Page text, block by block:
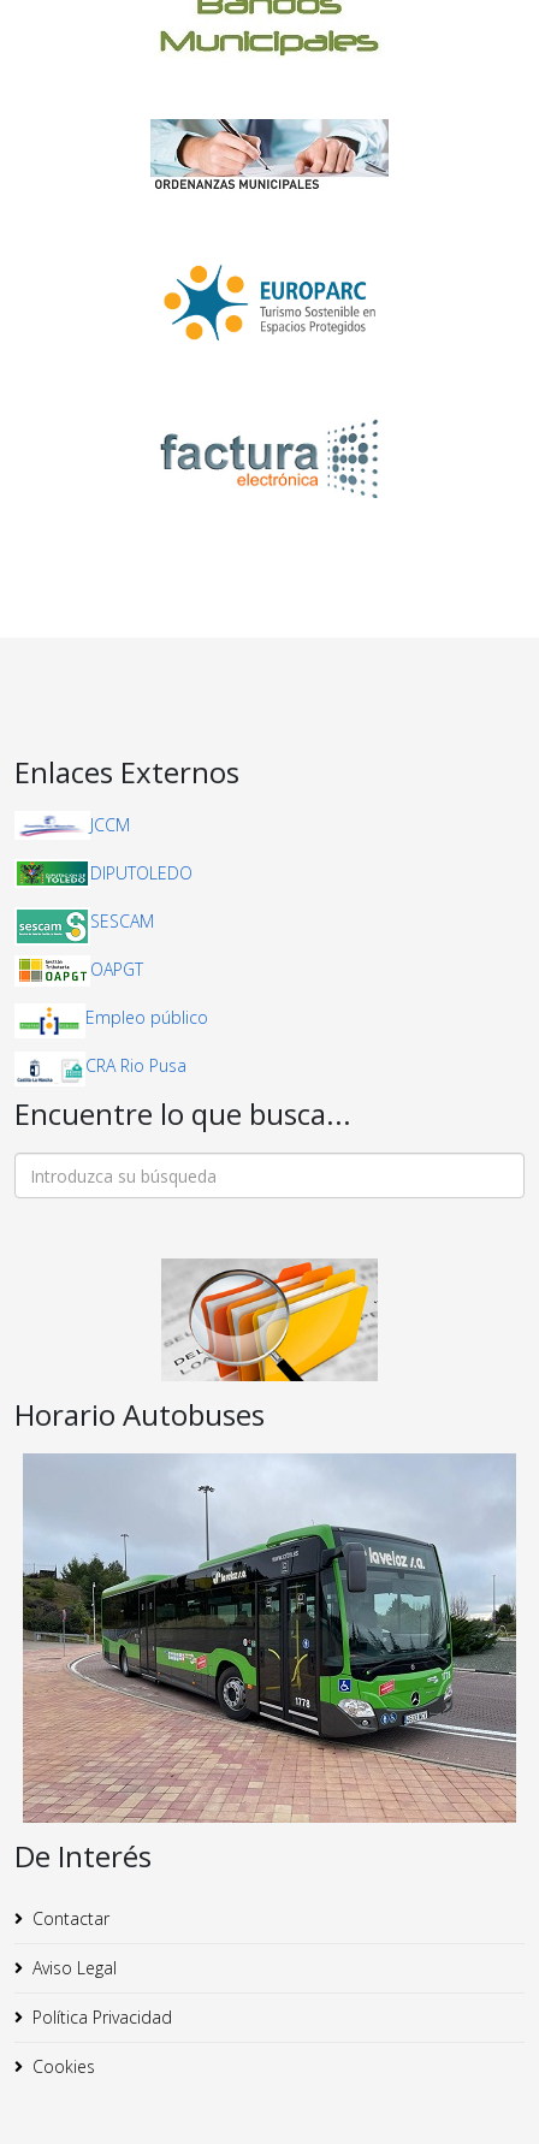
Enlaces Externos
JCCM
DIPUTOLEDO
SESCAM
OAPGT
Empleo público
CRA Rio Pusa
Encuentre lo que busca...
Horario Autobuses
De Interés
Contactar
Aviso Legal
Política Privacidad
Cookies